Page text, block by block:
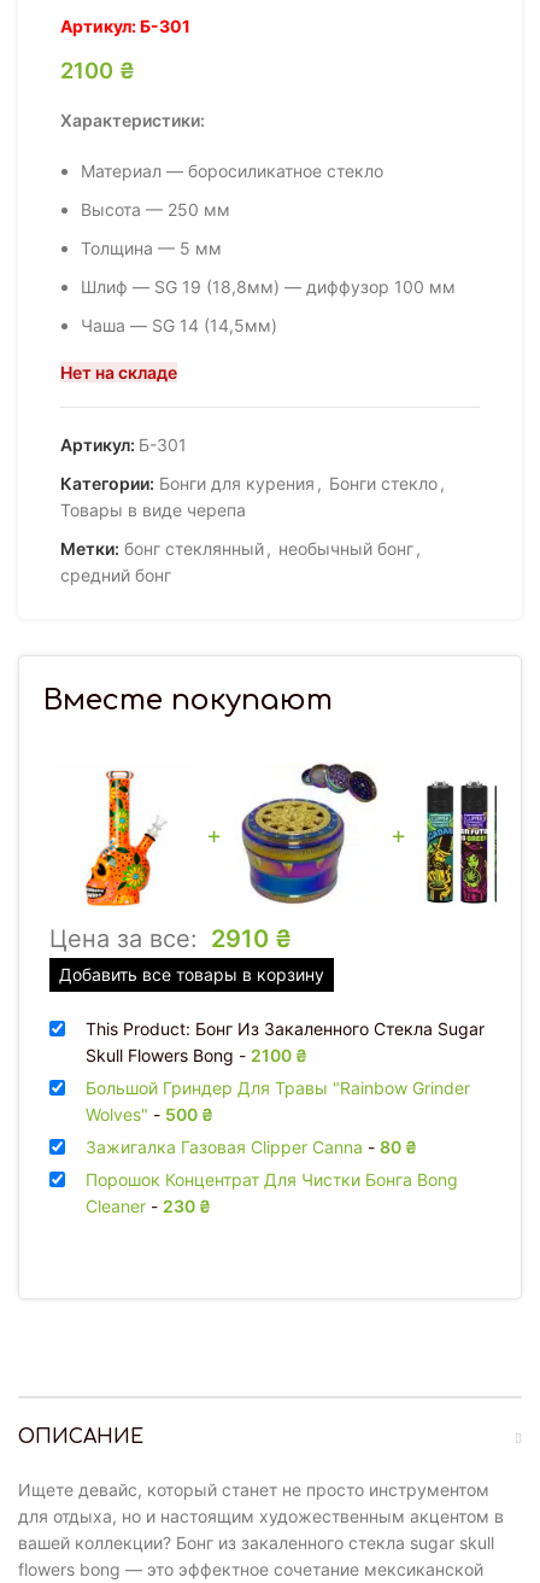
Артикул:Б-301
2100 ₴
Характеристики:
Материал — боросиликатное стекло
Высота — 250 мм
Толщина — 5 мм
Шлиф — SG 19 (18,8мм) — диффузор 100 мм
Чаша — SG 14 (14,5мм)
Нет на складе
Артикул: Б-301
Категории: Бонги для курения , Бонги стекло,
Товары в виде черепа
Метки: бонг стеклянный, необычный бонг,
средний бонг
ОПИСАНИЕ
Ищете девайс, который станет не просто инструментом
для отдыха, но и настоящим художественным акцентом в
вашей коллекции? Бонг из закаленного стекла sugar skull
flowers bong — это эффектное сочетание мексиканской
Вместе покупают
+ +
Цена за все: 2910 ₴
Добавить все товары в корзину
This Product: Бонг Из Закаленного Стекла Sugar
Skull Flowers Bong - 2100 ₴
Большой Гриндер Для Травы "Rainbow Grinder
Wolves" - 500 ₴
Зажигалка Газовая Clipper Canna - 80 ₴
Порошок Концентрат Для Чистки Бонга Bong
Cleaner - 230 ₴